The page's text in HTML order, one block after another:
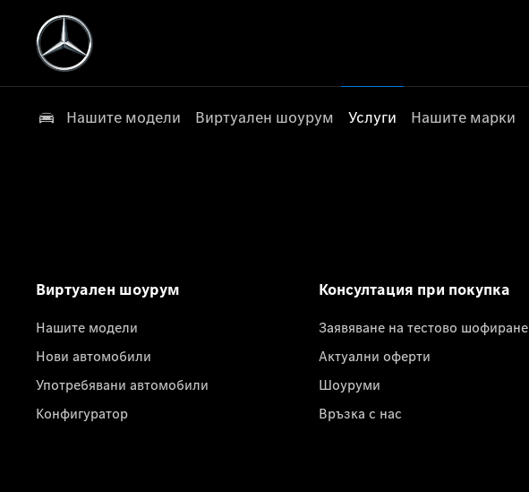
Нашите модели Виртуален шоурум Услуги Нашите марки
Виртуален шоурум
Нашите модели
Нови автомобили
Употребявани автомобили
Конфигуратор
Консултация при покупка
Заявяване на тестово шофиране
Актуални оферти
Шоуруми
Връзка с нас